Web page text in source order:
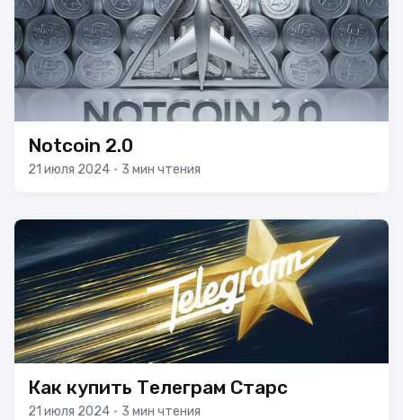
Notcoin 2.0
21 июля 2024 • 3 мин чтения
Как купить Телеграм Старс
21 июля 2024 • 3 мин чтения